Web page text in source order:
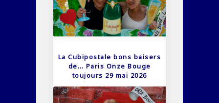
La Cubipostale bons baisers
de… Paris Onze Bouge
toujours 29 mai 2026